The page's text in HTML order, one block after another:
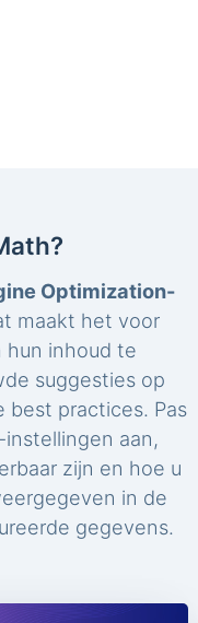
Optimization-
maakt het voor
hun inhoud te
suggesties op
best practices. Pas
aan,
zijn en hoe u
in de
gegevens.